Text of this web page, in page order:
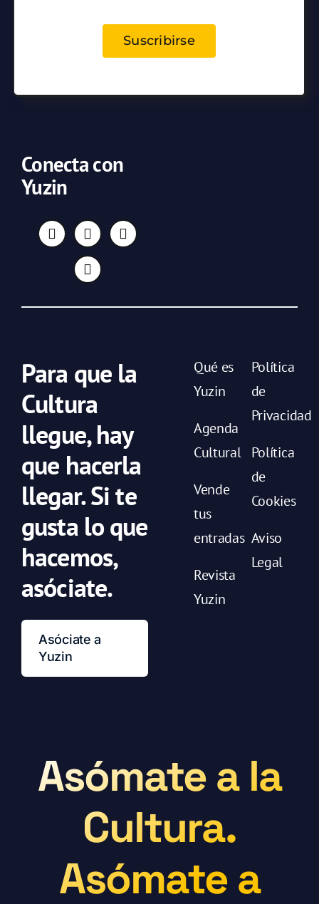
Suscribirse
Conecta con
Yuzin
Para que la
Cultura
llegue, hay
que hacerla
llegar. Si te
gusta lo que
hacemos,
asóciate.
Asóciate a
Yuzin
Qué es
Yuzin
Agenda
Cultural
Vende
tus
entradas
Revista
Yuzin
Política
de
Privacidad
Política
de
Cookies
Aviso
Legal
Asómate a la
Cultura.
Asómate a